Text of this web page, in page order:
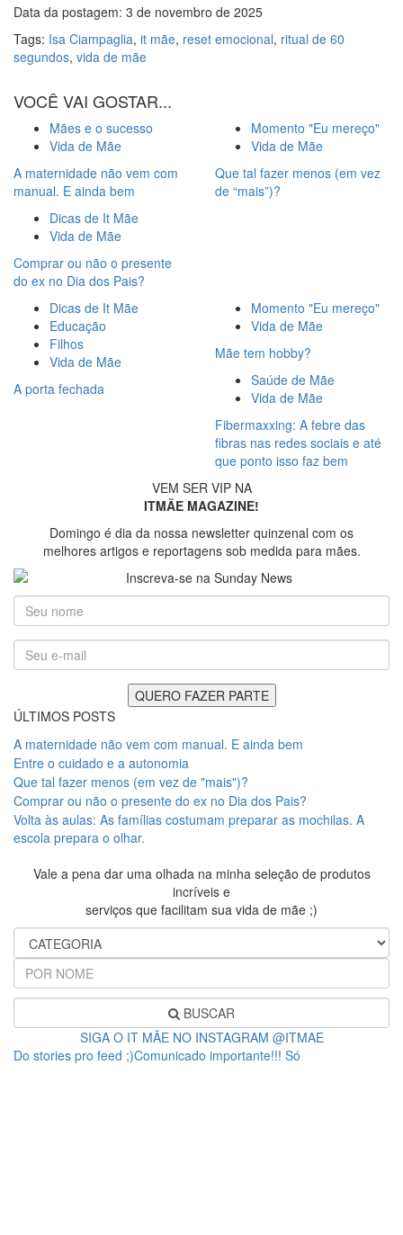
Data da postagem: 3 de novembro de 2025
Tags: Isa Ciampaglia, it mãe, reset emocional, ritual de 60
segundos, vida de mãe
VOCÊ VAI GOSTAR...
Mães e o sucesso
Vida de Mãe
A maternidade não vem com
manual. E ainda bem
Momento "Eu mereço"
Vida de Mãe
Que tal fazer menos (em vez
de “mais”)?
Dicas de It Mãe
Vida de Mãe
Comprar ou não o presente
do ex no Dia dos Pais?
Dicas de It Mãe
Educação
Filhos
Vida de Mãe
A porta fechada
Momento "Eu mereço"
Vida de Mãe
Mãe tem hobby?
Saúde de Mãe
Vida de Mãe
Fibermaxxing: A febre das
fibras nas redes sociais e até
que ponto isso faz bem
VEM SER VIP NA
ITMÃE MAGAZINE!
Domingo é dia da nossa newsletter quinzenal com os
melhores artigos e reportagens sob medida para mães.
ÚLTIMOS POSTS
A maternidade não vem com manual. E ainda bem
Entre o cuidado e a autonomia
Que tal fazer menos (em vez de "mais")?
Comprar ou não o presente do ex no Dia dos Pais?
Volta às aulas: As famílias costumam preparar as mochilas. A
escola prepara o olhar.
Vale a pena dar uma olhada na minha seleção de produtos
incríveis e
serviços que facilitam sua vida de mãe ;)
BUSCAR
SIGA O IT MÃE NO INSTAGRAM @ITMAE
Do stories pro feed ;)Comunicado importante!!! Só